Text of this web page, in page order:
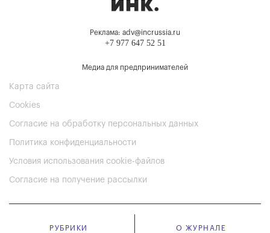
Реклама: adv@incrussia.ru
+7 977 647 52 51
Медиа для предпринимателей
Карта сайта
Cookies
Согласие на обработку персональных данных
Политика конфиденциальности
Условия использования cookie-файлов
Согласие на получение рассылки
РУБРИКИ О ЖУРНАЛЕ